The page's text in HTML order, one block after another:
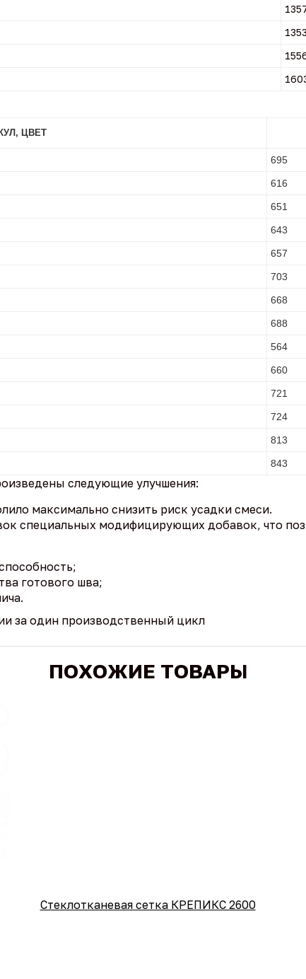
1353
ЦВЕТ
695
616
651
643
657
703
668
688
564
660
721
724
813
843
следующие улучшения:
максимально снизить риск усадки смеси.
специальных модифицирующих добавок, что
готового шва;
за один производственный цикл
ПОХОЖИЕ ТОВАРЫ
Стеклотканевая сетка КРЕПИКС 2600